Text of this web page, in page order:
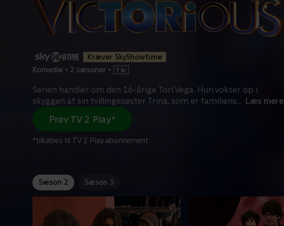
Kræver SkyShowtime
Komedie • 2 sæsoner •
Serien handler om den 16-årige Tori Vega. Hun vokser op i
skyggen af sin tvillingesøster Trina, som er familiens... Læs mere
Prøv TV 2 Play*
*tilkøbes til TV 2 Play abonnement
Sæson 2 Sæson 3